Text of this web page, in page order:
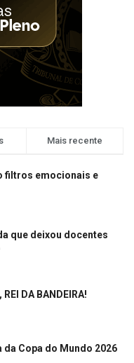
Mais recente
filtros emocionais e
que deixou docentes
DA BANDEIRA!
Copa do Mundo 2026